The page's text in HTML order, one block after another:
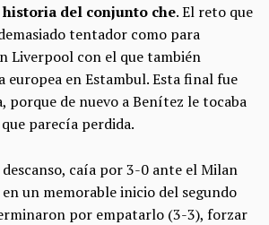
del conjunto che. El reto que
tentador como para
Liverpool con el que también
europea en Estambul. Esta final fue
porque de nuevo a Benítez le tocaba
parecía perdida.
caía por 3-0 ante el Milan
un memorable inicio del segundo
por empatarlo (3-3), forzar